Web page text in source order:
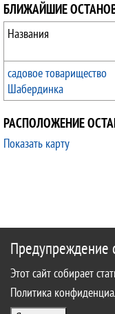
БЛИЖАЙШИЕ
Названия
садовое товарищество
Шабердинка
РАСПОЛОЖЕНИЕ
Показать карту
Предупреждение
Этот сайт собирает
Политика